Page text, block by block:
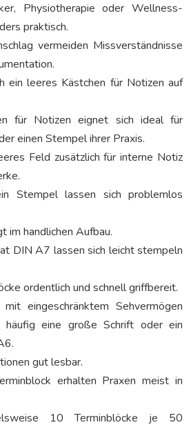
Physiotherapie oder Wellness-
praktisch.
vermeiden Missverständnisse
ein leeres Kästchen für Notizen auf
für Notizen eignet sich ideal für
einen Stempel ihrer Praxis.
Feld zusätzlich für interne Notiz
Stempel lassen sich problemlos
im handlichen Aufbau.
DIN A7 lassen sich leicht stempeln
ordentlich und schnell griffbereit.
eingeschränktem Sehvermögen
häufig eine große Schrift oder ein
gut lesbar.
erhalten Praxen meist in
10 Terminblöcke je 50